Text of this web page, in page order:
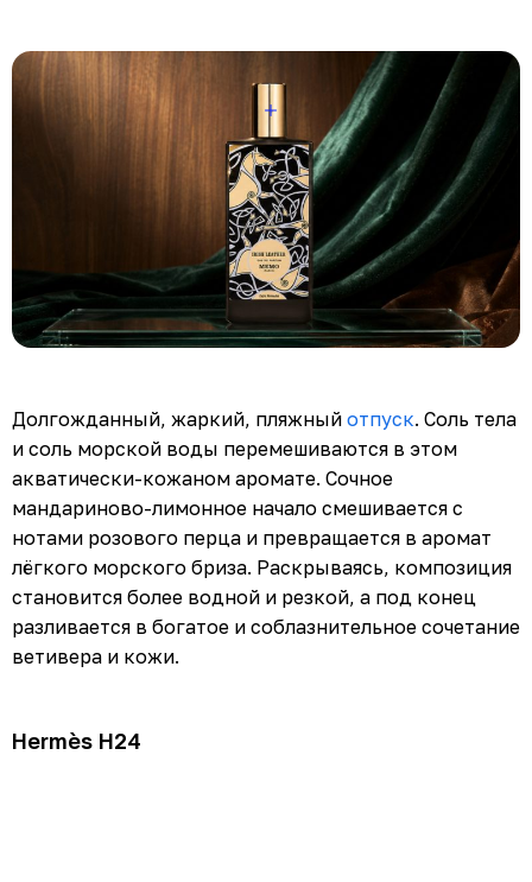
Долгожданный, жаркий, пляжный отпуск. Соль тела
и соль морской воды перемешиваются в этом
акватически-кожаном аромате. Сочное
мандариново-лимонное начало смешивается с
нотами розового перца и превращается в аромат
лёгкого морского бриза. Раскрываясь, композиция
становится более водной и резкой, а под конец
разливается в богатое и соблазнительное сочетание
ветивера и кожи.
Hermès H24